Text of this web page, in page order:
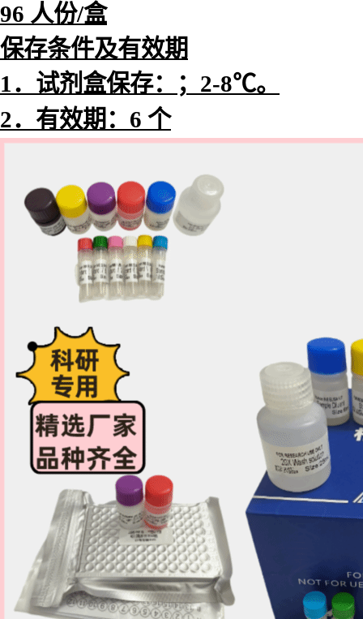
96 人份/盒
保存条件及有效期
1．试剂盒保存：；2-8℃。
2．有效期：6 个